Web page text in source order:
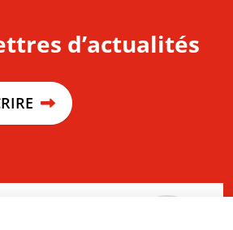
d’actualités